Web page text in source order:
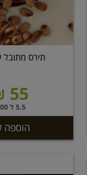
תירס
55 ₪
5.5 ל 100 גרם
הוספה